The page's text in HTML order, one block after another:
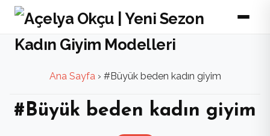
Ana Sayfa › #Büyük beden kadın giyim
#Büyük beden kadın giyim